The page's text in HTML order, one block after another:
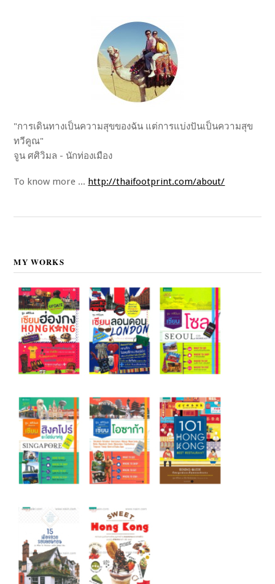
"การเดินทางเป็นความสุขของฉัน แต่การแบ่งปันเป็นความสุข
ทวีคูณ"
จูน ศศิวิมล - นักท่องเมือง
To know more ... http://thaifootprint.com/about/
MY WORKS